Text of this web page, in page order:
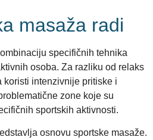
masaža radi
specifičnih tehnika
osoba. Za razliku od relaks
koristi intenzivnije pritiske i
zone koje su
sportskih aktivnosti.
osnovu sportske masaže.